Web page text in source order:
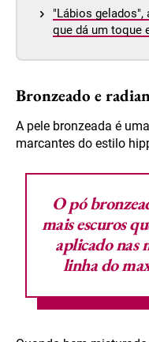
"Lábios gelados",
que dá um toque
Bronzeado e
A pele bronzeada é
marcantes do estilo
O pó
mais escuros
aplicado nas
linha do